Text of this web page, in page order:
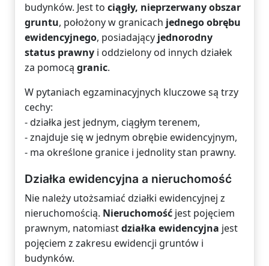
budynków. Jest to ciągły, nieprzerwany obszar
gruntu, położony w granicach jednego obrębu
ewidencyjnego, posiadający jednorodny
status prawny i oddzielony od innych działek
za pomocą granic.
W pytaniach egzaminacyjnych kluczowe są trzy
cechy:
- działka jest jednym, ciągłym terenem,
- znajduje się w jednym obrębie ewidencyjnym,
- ma określone granice i jednolity stan prawny.
Działka ewidencyjna a nieruchomość
Nie należy utożsamiać działki ewidencyjnej z
nieruchomością. Nieruchomość jest pojęciem
prawnym, natomiastdziałka ewidencyjna jest
pojęciem z zakresu ewidencji gruntów i
budynków.